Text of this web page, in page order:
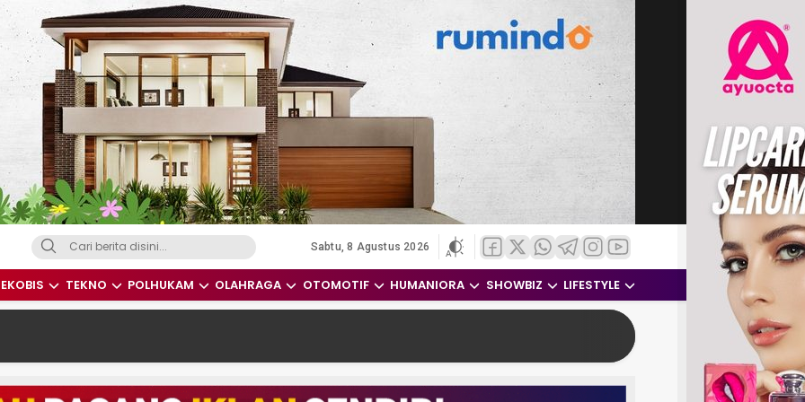
Indonesia dan Dunia
Sabtu, 8 Agustus 2026
EKOBIS TEKNO POLHUKAM OLAHRAGA OTOMOTIF HUMANIORA SHOWBIZ LIFESTYLE